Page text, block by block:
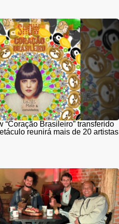
“Coração Brasileiro” transferido
reunirá mais de 20 artistas